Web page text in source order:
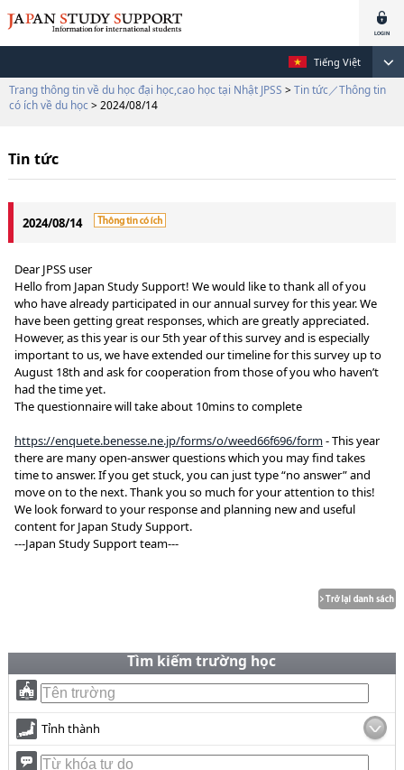
Tiếng Việt
Trang thông tin về du học đại học,cao học tại Nhật JPSS > Tin tức／Thông tin
có ích về du học > 2024/08/14
Tin tức
2024/08/14
Dear JPSS user
Hello from Japan Study Support! We would like to thank all of you
who have already participated in our annual survey for this year. We
have been getting great responses, which are greatly appreciated.
However, as this year is our 5th year of this survey and is especially
important to us, we have extended our timeline for this survey up to
August 18th and ask for cooperation from those of you who haven’t
had the time yet.
The questionnaire will take about 10mins to complete
https://enquete.benesse.ne.jp/forms/o/weed66f696/form- This year
there are many open-answer questions which you may find takes
time to answer. If you get stuck, you can just type “no answer” and
move on to the next. Thank you so much for your attention to this!
We look forward to your response and planning new and useful
content for Japan Study Support.
---Japan Study Support team---
Tìm kiếm trường học
Tỉnh thành